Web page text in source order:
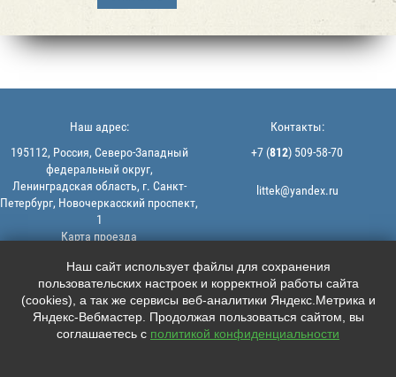
© 2013-2026 | ООО "ЛИТТЕК" -
производство и продажа РТИ
ИНН: 7806523560 | ОГРН:
1147847126162
Политика конфиденциальности |
Пользовательское соглашение
Наш адрес:
195112, Россия, Северо-Западный
федеральный округ,
Ленинградская область, г. Санкт-
Петербург, Новочеркасский проспект,
1
Карта проезда
Контакты:
+7 (812) 509-58-70
littek@yandex.ru
Мы в соцсетях:
    
Наш сайт использует файлы для сохранения
пользовательских настроек и корректной работы сайта
(cookies), а так же сервисы веб-аналитики Яндекс.Метрика и
Яндекс-Вебмастер. Продолжая пользоваться сайтом, вы
соглашаетесь с политикой конфиденциальности